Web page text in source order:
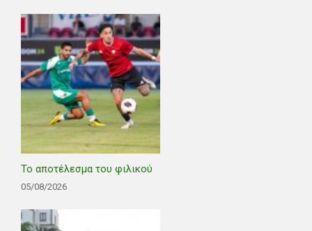
Το αποτέλεσμα του φιλικού
05/08/2026